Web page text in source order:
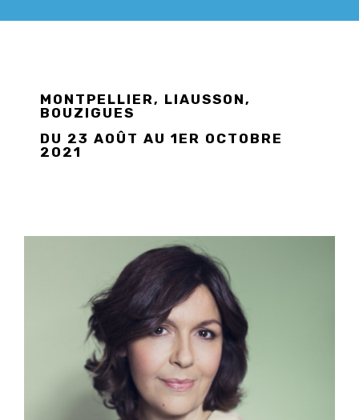
MONTPELLIER, LIAUSSON,
BOUZIGUES
DU 23 AOÛT AU 1ER OCTOBRE
2021